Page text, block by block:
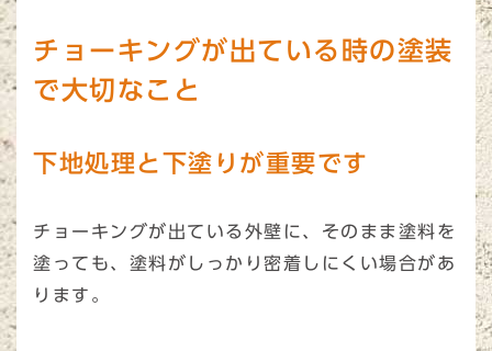
チョーキングが出ている時の塗装
で大切なこと
下地処理と下塗りが重要です
チョーキングが出ている外壁に、そのまま塗料を
塗っても、塗料がしっかり密着しにくい場合があ
ります。